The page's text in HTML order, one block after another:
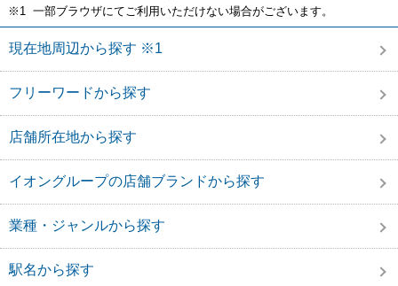
※1 一部ブラウザにてご利用いただけない場合がございます。
現在地周辺から探す ※1
フリーワードから探す
店舗所在地から探す
イオングループの店舗ブランドから探す
業種・ジャンルから探す
駅名から探す